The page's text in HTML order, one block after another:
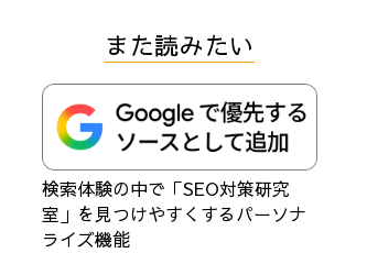
また読みたい
検索体験の中で「SEO対策研究
室」を見つけやすくするパーソナ
ライズ機能